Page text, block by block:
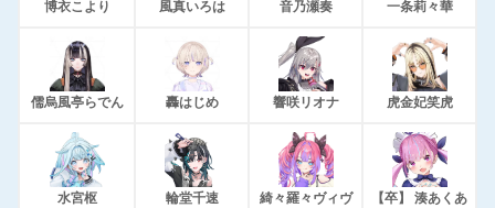
博衣こより 風真いろは 音乃瀬奏 一条莉々華
儒烏風亭らでん 轟はじめ 響咲リオナ 虎金妃笑虎
水宮枢 輪堂千速
綺々羅々ヴィヴ
【卒】 湊あくあ